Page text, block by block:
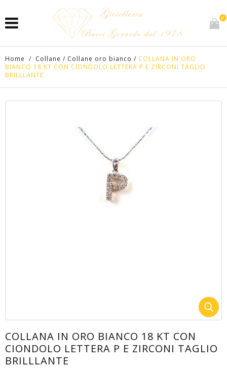
0
Home / Collane / Collane oro bianco / COLLANA IN ORO
BIANCO 18 KT CON CIONDOLO LETTERA P E ZIRCONI TAGLIO
BRILLLANTE
COLLANA IN ORO BIANCO 18 KT CON
CIONDOLO LETTERA P E ZIRCONI TAGLIO
BRILLLANTE